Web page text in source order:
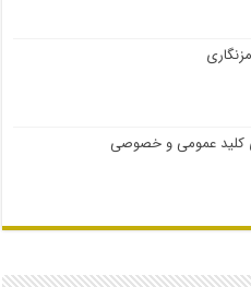
کلید عمومی و خصوصی